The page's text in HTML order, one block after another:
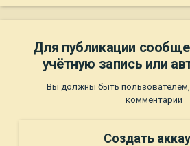
Для публикации
учётную запись или
Вы должны быть
комментарий
Создать